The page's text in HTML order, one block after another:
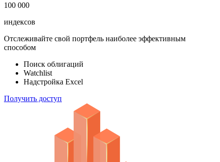
100 000
индексов
Отслеживайте свой портфель наиболее эффективным
способом
Поиск облигаций
Watchlist
Надстройка Excel
Получить доступ